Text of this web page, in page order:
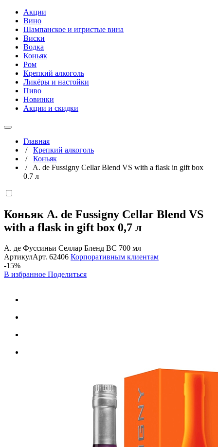
Акции
Вино
Шампанское и игристые вина
Виски
Водка
Коньяк
Ром
Крепкий алкоголь
Ликёры и настойки
Пиво
Новинки
Акции и скидки
Главная
/ Крепкий алкоголь
/ Коньяк
/ A. de Fussigny Cellar Blend VS with a flask in gift box
0.7 л
Коньяк A. de Fussigny Cellar Blend VS
with a flask in gift box 0,7 л
А. де Фуссиньи Селлар Бленд ВС 700 мл
АртикулАрт. 62406 Корпоративным клиентам
-15%
В избранное Поделиться